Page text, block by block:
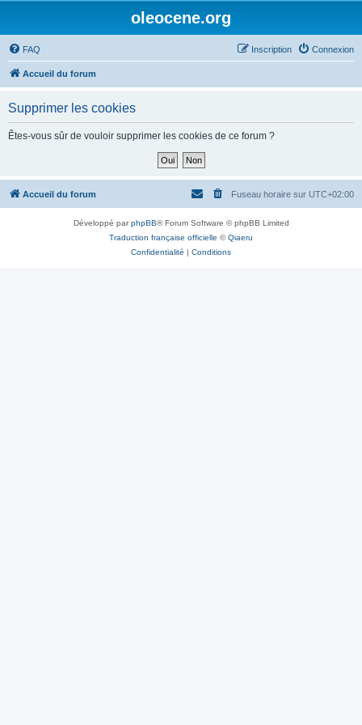
oleocene.org
FAQ Connexion
Inscription
Accueil du forum
Supprimer les cookies
Êtes-vous sûr de vouloir supprimer les cookies de ce forum ?
Accueil du forum Fuseau horaire sur UTC+02:00
Développé parphpBB® Forum Software © phpBB Limited
Traduction française officielle ©Qiaeru
Confidentialité | Conditions